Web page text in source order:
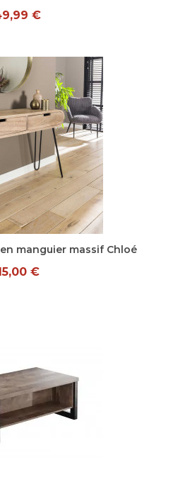
€
rapide
manguier massif Chloé
€